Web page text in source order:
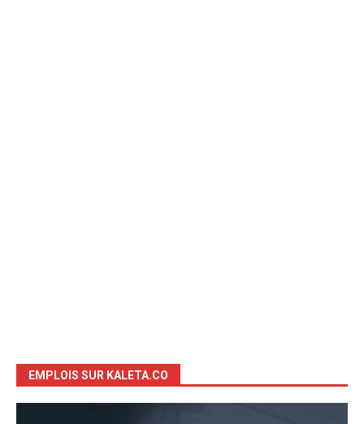
EMPLOIS SUR KALETA.CO